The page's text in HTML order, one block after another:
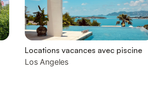
Locations vacances avec piscine
Los Angeles